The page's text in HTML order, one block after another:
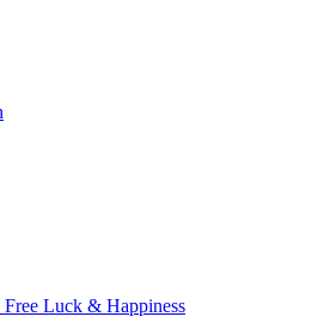
Luck & Happiness